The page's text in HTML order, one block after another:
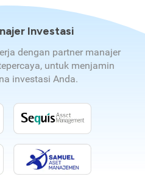
Investasi
dengan partner manajer
untuk menjamin
investasi Anda.